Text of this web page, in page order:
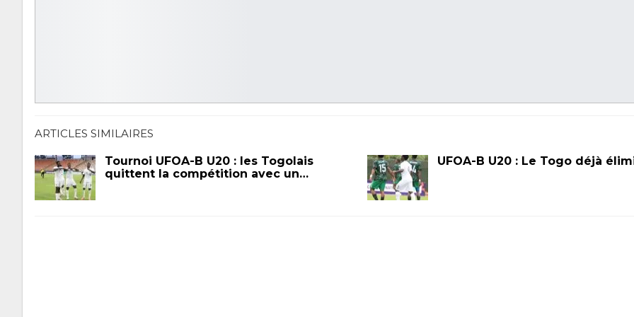
ARTICLES SIMILAIRES
Tournoi UFOA-B U20 : les Togolais
quittent la compétition avec un…
UFOA-B U20 : Le Togo déjà